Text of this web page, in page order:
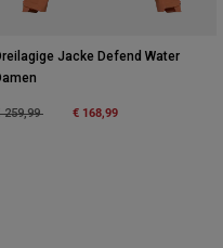
Jacke Defend Water
reduced from
259,99to € 168,99